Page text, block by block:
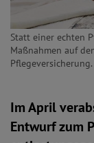
Statt einer echten
Maßnahmen auf
Im April
Entwurf zum